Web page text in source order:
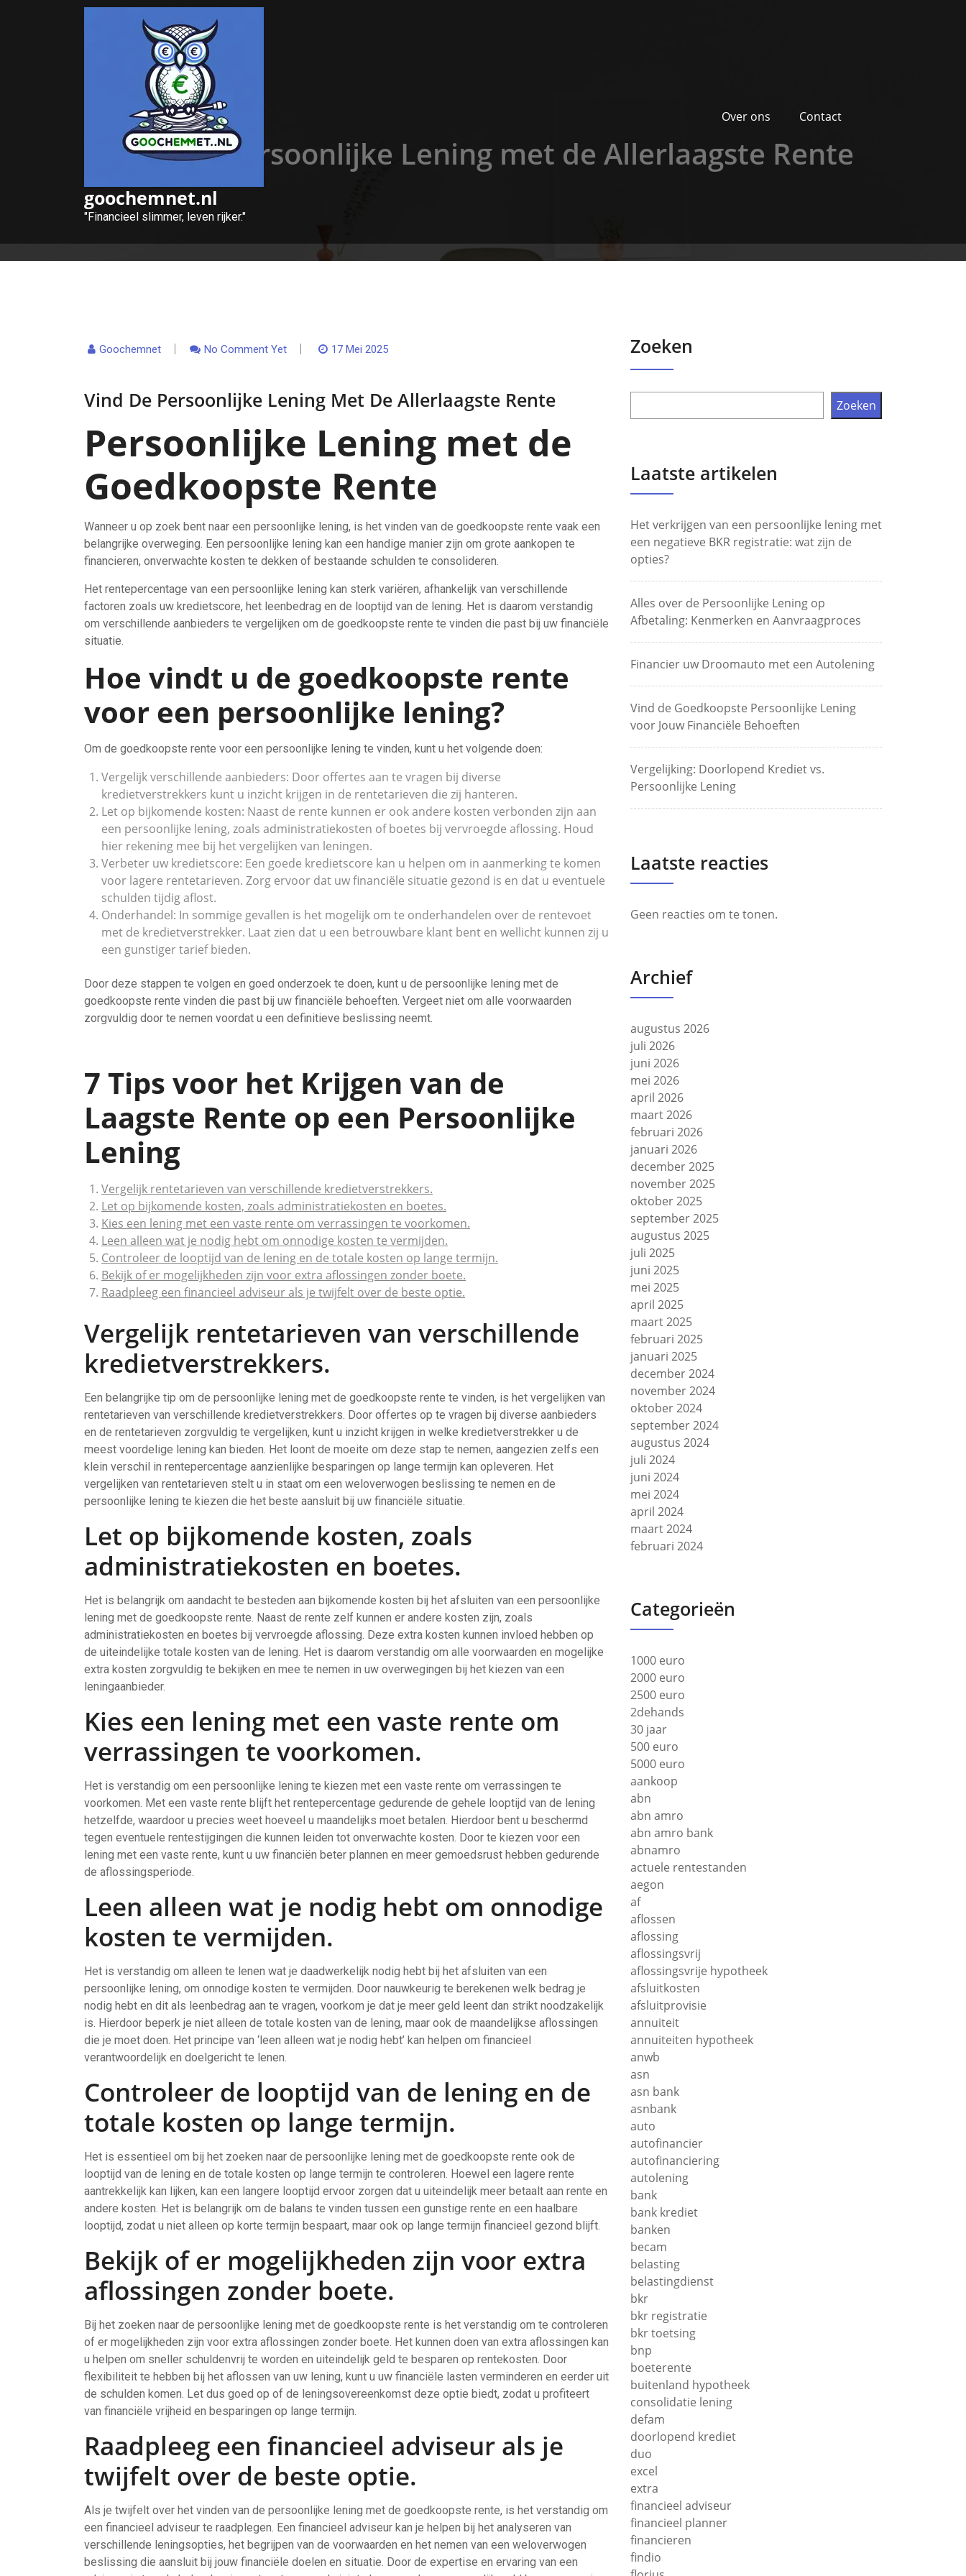
goochemnet.nl
"Financieel slimmer, leven rijker."
Over ons Contact
Vind de Persoonlijke Lening met de Allerlaagste Rente
Goochemnet No Comment Yet 17 Mei 2025
Vind De Persoonlijke Lening Met De Allerlaagste Rente
Persoonlijke Lening met de
Goedkoopste Rente
Wanneer u op zoek bent naar een persoonlijke lening, is het vinden van de goedkoopste rente vaak een
belangrijke overweging. Een persoonlijke lening kan een handige manier zijn om grote aankopen te
financieren, onverwachte kosten te dekken of bestaande schulden te consolideren.
Het rentepercentage van een persoonlijke lening kan sterk variëren, afhankelijk van verschillende
factoren zoals uw kredietscore, het leenbedrag en de looptijd van de lening. Het is daarom verstandig
om verschillende aanbieders te vergelijken om de goedkoopste rente te vinden die past bij uw financiële
situatie.
Hoe vindt u de goedkoopste rente
voor een persoonlijke lening?
Om de goedkoopste rente voor een persoonlijke lening te vinden, kunt u het volgende doen:
Vergelijk verschillende aanbieders: Door offertes aan te vragen bij diverse
kredietverstrekkers kunt u inzicht krijgen in de rentetarieven die zij hanteren.
Let op bijkomende kosten: Naast de rente kunnen er ook andere kosten verbonden zijn aan
een persoonlijke lening, zoals administratiekosten of boetes bij vervroegde aflossing. Houd
hier rekening mee bij het vergelijken van leningen.
Verbeter uw kredietscore: Een goede kredietscore kan u helpen om in aanmerking te komen
voor lagere rentetarieven. Zorg ervoor dat uw financiële situatie gezond is en dat u eventuele
schulden tijdig aflost.
Onderhandel: In sommige gevallen is het mogelijk om te onderhandelen over de rentevoet
met de kredietverstrekker. Laat zien dat u een betrouwbare klant bent en wellicht kunnen zij u
een gunstiger tarief bieden.
Door deze stappen te volgen en goed onderzoek te doen, kunt u de persoonlijke lening met de
goedkoopste rente vinden die past bij uw financiële behoeften. Vergeet niet om alle voorwaarden
zorgvuldig door te nemen voordat u een definitieve beslissing neemt.
7 Tips voor het Krijgen van de
Laagste Rente op een Persoonlijke
Lening
Vergelijk rentetarieven van verschillende kredietverstrekkers.
Let op bijkomende kosten, zoals administratiekosten en boetes.
Kies een lening met een vaste rente om verrassingen te voorkomen.
Leen alleen wat je nodig hebt om onnodige kosten te vermijden.
Controleer de looptijd van de lening en de totale kosten op lange termijn.
Bekijk of er mogelijkheden zijn voor extra aflossingen zonder boete.
Raadpleeg een financieel adviseur als je twijfelt over de beste optie.
Vergelijk rentetarieven van verschillende
kredietverstrekkers.
Een belangrijke tip om de persoonlijke lening met de goedkoopste rente te vinden, is het vergelijken van
rentetarieven van verschillende kredietverstrekkers. Door offertes op te vragen bij diverse aanbieders
en de rentetarieven zorgvuldig te vergelijken, kunt u inzicht krijgen in welke kredietverstrekker u de
meest voordelige lening kan bieden. Het loont de moeite om deze stap te nemen, aangezien zelfs een
klein verschil in rentepercentage aanzienlijke besparingen op lange termijn kan opleveren. Het
vergelijken van rentetarieven stelt u in staat om een weloverwogen beslissing te nemen en de
persoonlijke lening te kiezen die het beste aansluit bij uw financiële situatie.
Let op bijkomende kosten, zoals
administratiekosten en boetes.
Het is belangrijk om aandacht te besteden aan bijkomende kosten bij het afsluiten van een persoonlijke
lening met de goedkoopste rente. Naast de rente zelf kunnen er andere kosten zijn, zoals
administratiekosten en boetes bij vervroegde aflossing. Deze extra kosten kunnen invloed hebben op
de uiteindelijke totale kosten van de lening. Het is daarom verstandig om alle voorwaarden en mogelijke
extra kosten zorgvuldig te bekijken en mee te nemen in uw overwegingen bij het kiezen van een
leningaanbieder.
Kies een lening met een vaste rente om
verrassingen te voorkomen.
Het is verstandig om een persoonlijke lening te kiezen met een vaste rente om verrassingen te
voorkomen. Met een vaste rente blijft het rentepercentage gedurende de gehele looptijd van de lening
hetzelfde, waardoor u precies weet hoeveel u maandelijks moet betalen. Hierdoor bent u beschermd
tegen eventuele rentestijgingen die kunnen leiden tot onverwachte kosten. Door te kiezen voor een
lening met een vaste rente, kunt u uw financiën beter plannen en meer gemoedsrust hebben gedurende
de aflossingsperiode.
Leen alleen wat je nodig hebt om onnodige
kosten te vermijden.
Het is verstandig om alleen te lenen wat je daadwerkelijk nodig hebt bij het afsluiten van een
persoonlijke lening, om onnodige kosten te vermijden. Door nauwkeurig te berekenen welk bedrag je
nodig hebt en dit als leenbedrag aan te vragen, voorkom je dat je meer geld leent dan strikt noodzakelijk
is. Hierdoor beperk je niet alleen de totale kosten van de lening, maar ook de maandelijkse aflossingen
die je moet doen. Het principe van ‘leen alleen wat je nodig hebt’ kan helpen om financieel
verantwoordelijk en doelgericht te lenen.
Controleer de looptijd van de lening en de
totale kosten op lange termijn.
Het is essentieel om bij het zoeken naar de persoonlijke lening met de goedkoopste rente ook de
looptijd van de lening en de totale kosten op lange termijn te controleren. Hoewel een lagere rente
aantrekkelijk kan lijken, kan een langere looptijd ervoor zorgen dat u uiteindelijk meer betaalt aan rente en
andere kosten. Het is belangrijk om de balans te vinden tussen een gunstige rente en een haalbare
looptijd, zodat u niet alleen op korte termijn bespaart, maar ook op lange termijn financieel gezond blijft.
Bekijk of er mogelijkheden zijn voor extra
aflossingen zonder boete.
Bij het zoeken naar de persoonlijke lening met de goedkoopste rente is het verstandig om te controleren
of er mogelijkheden zijn voor extra aflossingen zonder boete. Het kunnen doen van extra aflossingen kan
u helpen om sneller schuldenvrij te worden en uiteindelijk geld te besparen op rentekosten. Door
flexibiliteit te hebben bij het aflossen van uw lening, kunt u uw financiële lasten verminderen en eerder uit
de schulden komen. Let dus goed op of de leningsovereenkomst deze optie biedt, zodat u profiteert
van financiële vrijheid en besparingen op lange termijn.
Raadpleeg een financieel adviseur als je
twijfelt over de beste optie.
Als je twijfelt over het vinden van de persoonlijke lening met de goedkoopste rente, is het verstandig om
een financieel adviseur te raadplegen. Een financieel adviseur kan je helpen bij het analyseren van
verschillende leningsopties, het begrijpen van de voorwaarden en het nemen van een weloverwogen
beslissing die aansluit bij jouw financiële doelen en situatie. Door de expertise en ervaring van een
Zoeken
Zoeken
Laatste artikelen
Het verkrijgen van een persoonlijke lening met
een negatieve BKR registratie: wat zijn de
opties?
Alles over de Persoonlijke Lening op
Afbetaling: Kenmerken en Aanvraagproces
Financier uw Droomauto met een Autolening
Vind de Goedkoopste Persoonlijke Lening
voor Jouw Financiële Behoeften
Vergelijking: Doorlopend Krediet vs.
Persoonlijke Lening
Laatste reacties
Geen reacties om te tonen.
Archief
augustus 2026
juli 2026
juni 2026
mei 2026
april 2026
maart 2026
februari 2026
januari 2026
december 2025
november 2025
oktober 2025
september 2025
augustus 2025
juli 2025
juni 2025
mei 2025
april 2025
maart 2025
februari 2025
januari 2025
december 2024
november 2024
oktober 2024
september 2024
augustus 2024
juli 2024
juni 2024
mei 2024
april 2024
maart 2024
februari 2024
Categorieën
1000 euro
2000 euro
2500 euro
2dehands
30 jaar
500 euro
5000 euro
aankoop
abn
abn amro
abn amro bank
abnamro
actuele rentestanden
aegon
af
aflossen
aflossing
aflossingsvrij
aflossingsvrije hypotheek
afsluitkosten
afsluitprovisie
annuiteit
annuiteiten hypotheek
anwb
asn
asn bank
asnbank
auto
autofinancier
autofinanciering
autolening
bank
bank krediet
banken
becam
belasting
belastingdienst
bkr
bkr registratie
bkr toetsing
bnp
boeterente
buitenland hypotheek
consolidatie lening
defam
doorlopend krediet
duo
excel
extra
financieel adviseur
financieel planner
financieren
findio